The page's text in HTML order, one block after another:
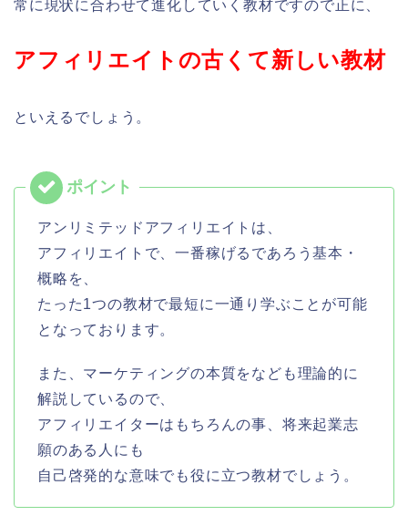
常に現状に合わせて進化していく教材ですので正に、
アフィリエイトの古くて新しい教材
といえるでしょう。
アンリミテッドアフィリエイトは、
アフィリエイトで、一番稼げるであろう基本・
概略を、
たった1つの教材で最短に一通り学ぶことが可能
となっております。
また、マーケティングの本質をなども理論的に
解説しているので、
アフィリエイターはもちろんの事、将来起業志
願のある人にも
自己啓発的な意味でも役に立つ教材でしょう。